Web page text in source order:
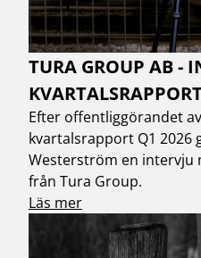
TURA GROUP AB -
Efter offentliggörandet
kvartalsrapport Q1 2026
Westerström en intervju
från Tura Group.
Läs mer